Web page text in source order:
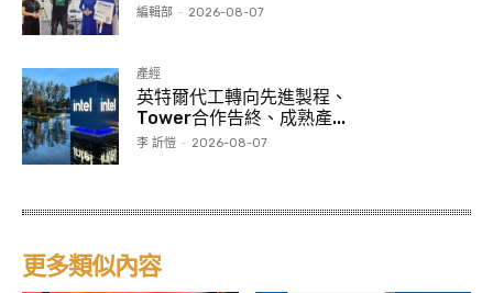
編輯部 - 2026-08-07
產經
英特爾代工轉向先進製程、
Tower合作告終、成熟產...
李 訢愷 - 2026-08-07
更多類似內容